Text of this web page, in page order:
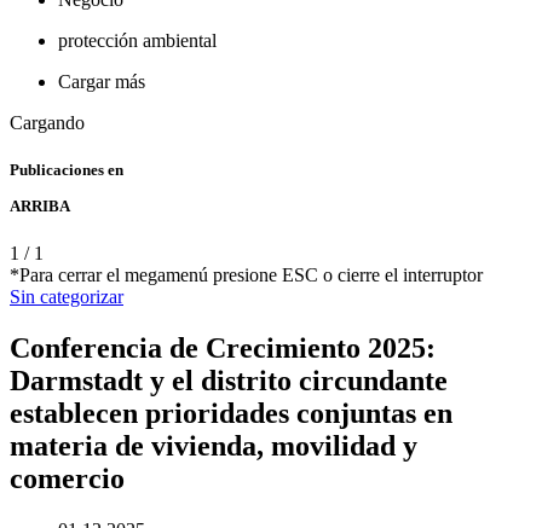
protección ambiental
Cargar más
Cargando
Publicaciones en
ARRIBA
1 / 1
*Para cerrar el megamenú presione ESC o cierre el interruptor
Sin categorizar
Conferencia de Crecimiento 2025:
Darmstadt y el distrito circundante
establecen prioridades conjuntas en
materia de vivienda, movilidad y
comercio